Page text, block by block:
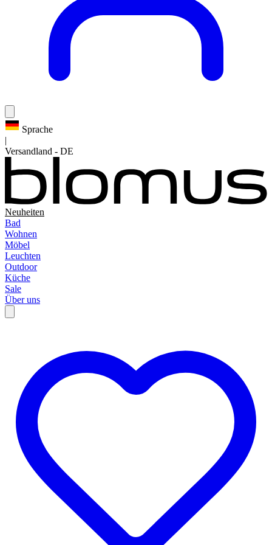
Sprache
|
Versandland - DE
Neuheiten
Bad
Wohnen
Möbel
Leuchten
Outdoor
Küche
Sale
Über uns